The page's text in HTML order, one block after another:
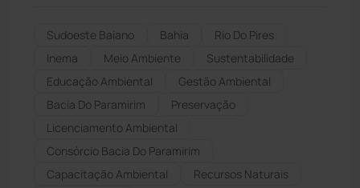
Sudoeste Baiano Bahia
Rio Do Pires
Inema
Meio Ambiente
Sustentabilidade
Educação Ambiental
Gestão Ambiental
Bacia Do Paramirim
Preservação
Licenciamento Ambiental
Consórcio Bacia Do Paramirim
Capacitação Ambiental
Recursos Naturais